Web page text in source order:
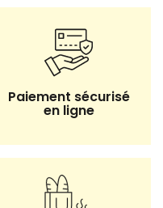
Paiement sécurisé
en ligne